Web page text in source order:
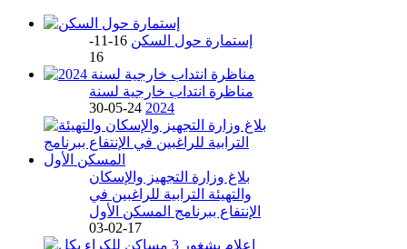
إستمارة حول السكن
16-11-
16
مناظرة انتداب خارجية لسنة
2024
24-05-30
بلاغ وزارة التجهيز والإسكان
والتهيئة الترابية للراغبين في
الإنتفاع ببرنامج المسكن الأول
17-02-03